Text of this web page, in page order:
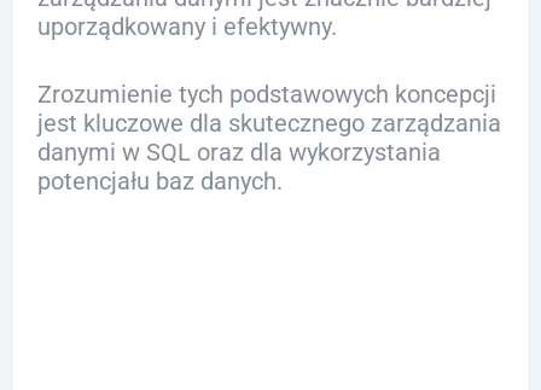
uporządkowany i efektywny.
Zrozumienie tych podstawowych koncepcji
jest kluczowe dla skutecznego zarządzania
danymi w SQL oraz dla wykorzystania
potencjału baz danych.